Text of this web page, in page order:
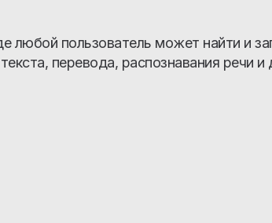
любой пользователь может найти и
перевода, распознавания речи и